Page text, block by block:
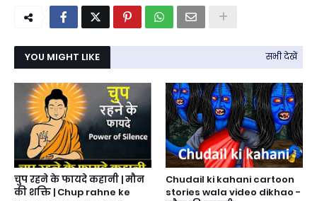
YOU MIGHT LIKE सभी देखें
चुप रहने के फायदे कहानी | मौन
की शक्ति | Chup rahne ke
Chudail ki kahani cartoon
stories wala video dikhao -